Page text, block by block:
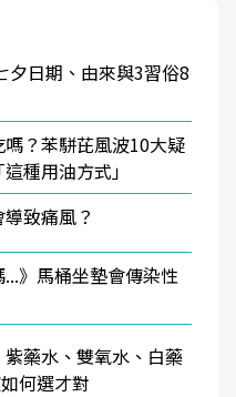
夕日期、由來與3習俗8
？苯駢芘風波10大疑
種用油方式」
致痛風？
》馬桶坐墊會傳染性
藥水、雙氧水、白藥
何選才對